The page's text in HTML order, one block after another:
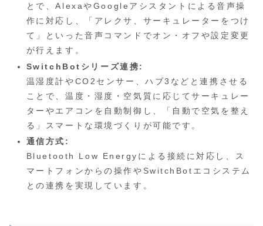
とで、AlexaやGoogleアシスタントによる音声操
作に対応し、「アレクサ、サーキュレーターをつけ
て」といった音声コマンドでオン・オフや設定変更
が行えます。
SwitchBotシリーズ連携:
温湿度計やCO2センサー、ハブ3などと連携させる
ことで、温度・湿度・空気質に応じてサーキュレー
ターやエアコンを自動制御し、「自動で空気を整え
る」スマートな環境づくりが可能です。
通信方式:
Bluetooth Low Energyによる接続に対応し、ス
マートフォンからの操作やSwitchBotエコシステム
との連携を実現しています。